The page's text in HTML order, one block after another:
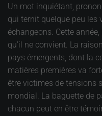
Un mot inquiétant,
qui ternit quelque peu
échangeons. Cette
qu’il ne convient. La
pays émergents, dont la
matières premières va
être victimes de tensions
mondial. La baguette de
chacun peut en être